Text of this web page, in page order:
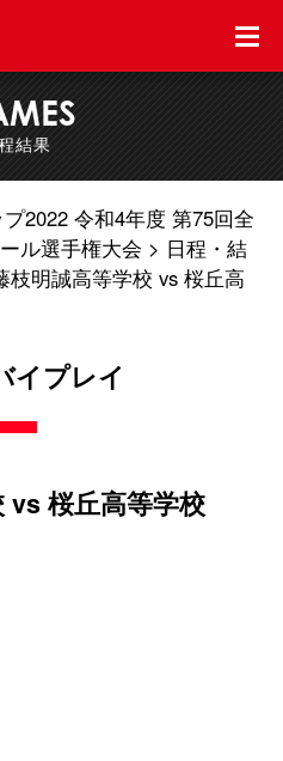
結果
2022 令和4年度 第75回全
ル選手権大会
日程・結
枝明誠高等学校 vs 桜丘高
イプレイ
vs 桜丘高等学校